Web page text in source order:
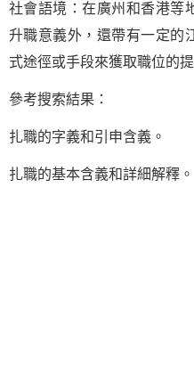
社會語境：在廣州和香港等
升職意義外，還帶有一定的
式途徑或手段來獲取職位的提
參考搜索結果：
扎職的字義和引申含義。
扎職的基本含義和詳細解釋。